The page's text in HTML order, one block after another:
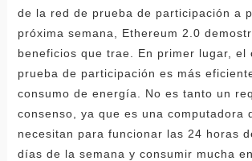
de la red de prueba de participación a
próxima semana, Ethereum 2.0
beneficios que trae. En primer lugar, el
prueba de participación es más
consumo de energía. No es tanto un
consenso, ya que es una computadora
necesitan para funcionar las 24 horas
días de la semana y consumir mucha